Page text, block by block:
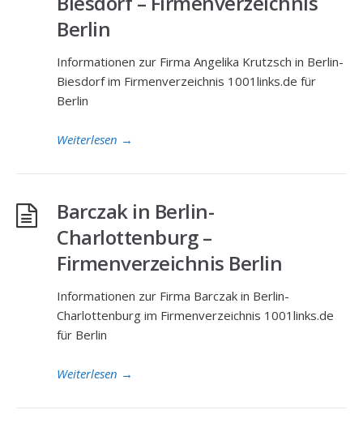
Berlin
Informationen zur Firma Angelika Krutzsch in Berlin-
Biesdorf im Firmenverzeichnis 1001links.de für
Berlin
Weiterlesen →
Barczak in Berlin-
Charlottenburg –
Firmenverzeichnis Berlin
Informationen zur Firma Barczak in Berlin-
Charlottenburg im Firmenverzeichnis 1001links.de
für Berlin
Weiterlesen →